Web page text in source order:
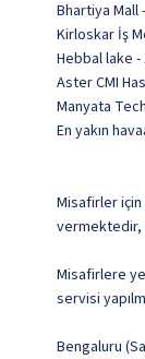
Bhartiya Mall
Kirloskar İş
Hebbal lake -
Aster CMI
Manyata
En yakın
Misafirler
vermektedir,
Misafirlere
servisi
Bengaluru